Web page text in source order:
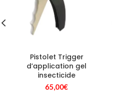
Pistolet Trigger
d’application gel
insecticide
65,00€